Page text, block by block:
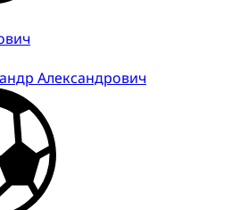
Александрович